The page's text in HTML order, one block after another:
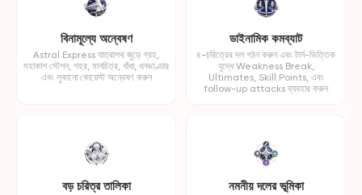
বিনামূল্যে অন্বেষণ
Astral Express যাত্রাপথ জুড়ে গ্রহ,
মহাকাশ স্টেশন, শহর, মানচিত্র, ধাঁধা, ধনভাণ্ডার
এবং লুকানো কোয়েস্ট অন্বেষণ করুন
ডাইনামিক কমব্যাট
৪-চরিত্রের দল গঠন করুন এবং টার্ন-ভিত্তিক
যুদ্ধে Weakness Break,
Ultimates, Skill Points, এবং
follow-up attacks ব্যবহার করুন
বড় চরিত্র তালিকা নমনীয় দলের ভূমিকা